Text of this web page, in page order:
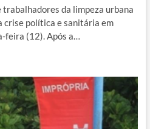
trabalhadores da limpeza urbana
crise política e sanitária em
feira (12). Após a…